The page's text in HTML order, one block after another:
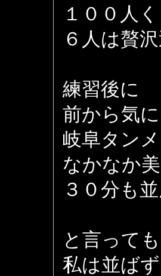
１００人
６人は贅
練習後に
前から気
岐阜タン
なかなか
３０分も
と言っても
私は並ば